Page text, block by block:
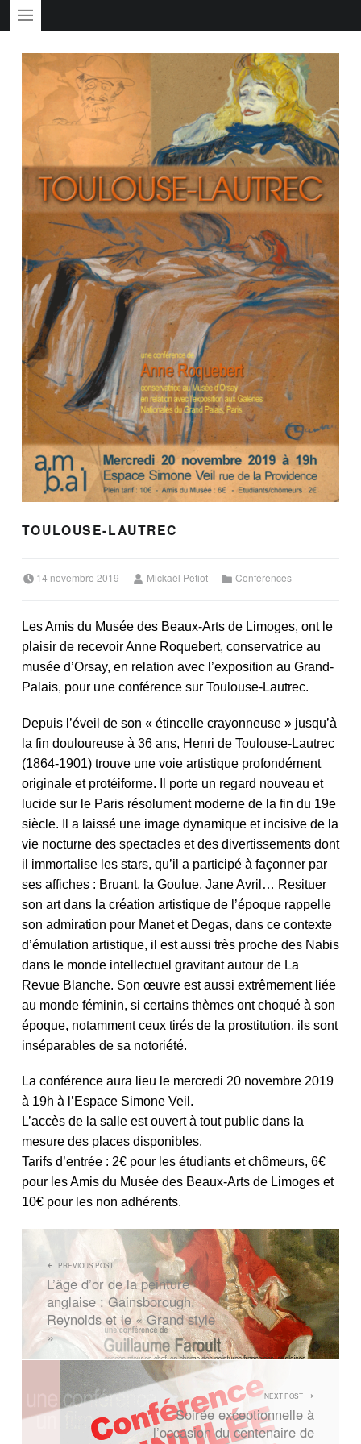
TOULOUSE-LAUTREC
14 novembre 2019 Mickaël Petiot Conférences
Les Amis du Musée des Beaux-Arts de Limoges, ont le
plaisir de recevoir Anne Roquebert, conservatrice au
musée d’Orsay, en relation avec l’exposition au Grand-
Palais, pour une conférence sur Toulouse-Lautrec.
Depuis l’éveil de son « étincelle crayonneuse » jusqu’à
la fin douloureuse à 36 ans, Henri de Toulouse-Lautrec
(1864-1901) trouve une voie artistique profondément
originale et protéiforme. Il porte un regard nouveau et
lucide sur le Paris résolument moderne de la fin du 19e
siècle. Il a laissé une image dynamique et incisive de la
vie nocturne des spectacles et des divertissements dont
il immortalise les stars, qu’il a participé à façonner par
ses affiches : Bruant, la Goulue, Jane Avril… Resituer
son art dans la création artistique de l’époque rappelle
son admiration pour Manet et Degas, dans ce contexte
d’émulation artistique, il est aussi très proche des Nabis
dans le monde intellectuel gravitant autour de La
Revue Blanche. Son œuvre est aussi extrêmement liée
au monde féminin, si certains thèmes ont choqué à son
époque, notamment ceux tirés de la prostitution, ils sont
inséparables de sa notoriété.
La conférence aura lieu le mercredi 20 novembre 2019
à 19h à l’Espace Simone Veil.
L’accès de la salle est ouvert à tout public dans la
mesure des places disponibles.
Tarifs d’entrée : 2€ pour les étudiants et chômeurs, 6€
pour les Amis du Musée des Beaux-Arts de Limoges et
10€ pour les non adhérents.
NAVIGATION DE L’ARTICLE
PREVIOUS POST
L’âge d’or de la peinture
anglaise : Gainsborough,
Reynolds et le « Grand style
»
NEXT POST
Soirée exceptionnelle à
l’occasion du centenaire de